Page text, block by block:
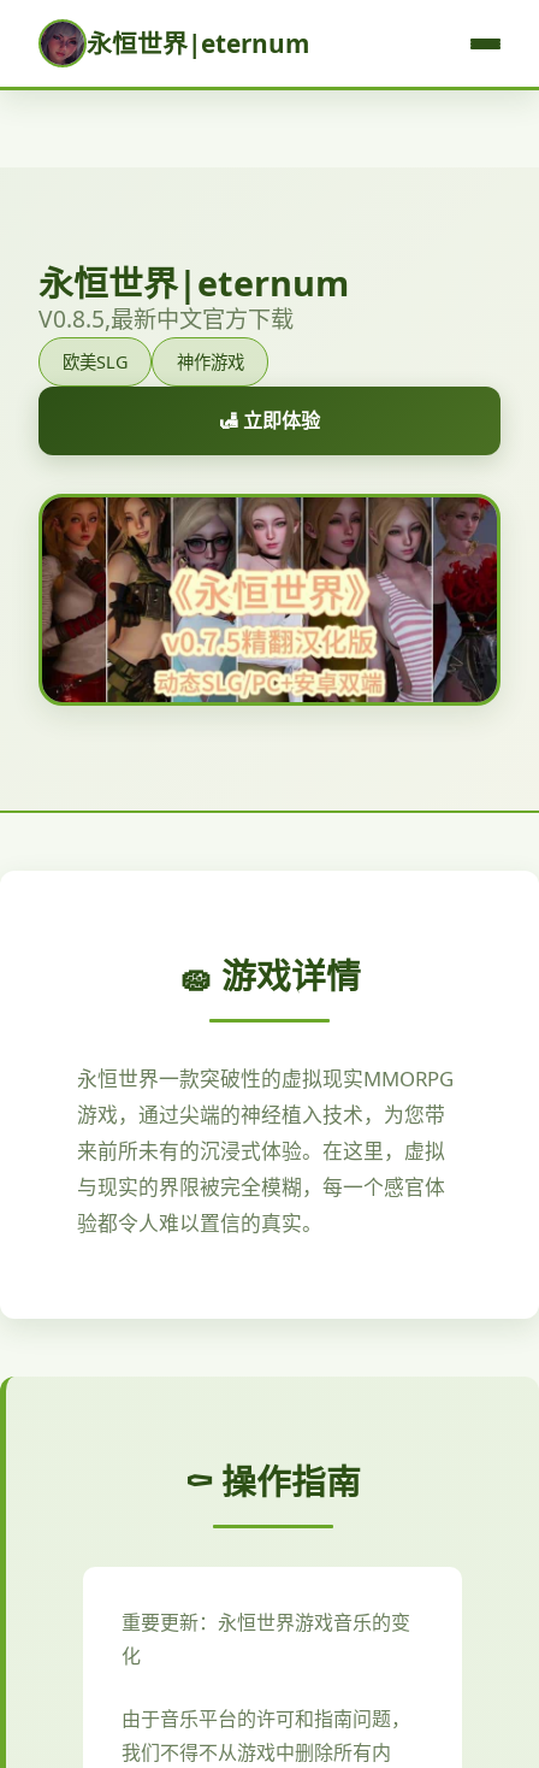
永恒世界|eternum
永恒世界|eternum
V0.8.5,最新中文官方下载
欧美SLG 神作游戏
🛃 立即体验
🧽 游戏详情
永恒世界一款突破性的虚拟现实MMORPG
游戏，通过尖端的神经植入技术，为您带
来前所未有的沉浸式体验。在这里，虚拟
与现实的界限被完全模糊，每一个感官体
验都令人难以置信的真实。
⚰️ 操作指南
重要更新：永恒世界游戏音乐的变
化
由于音乐平台的许可和指南问题，
我们不得不从游戏中删除所有内